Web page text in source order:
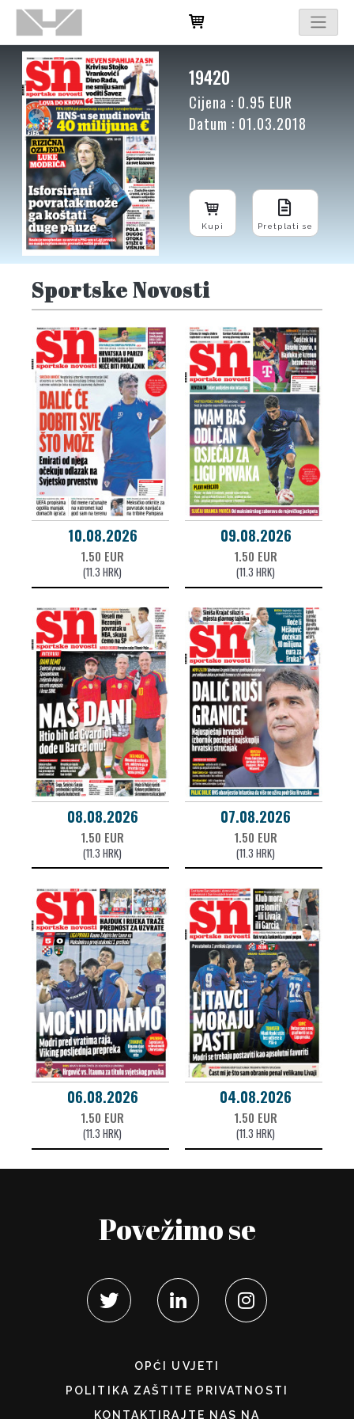
19420
Cijena : 0.95 EUR
Datum : 01.03.2018
Kupi Pretplati se
Sportske Novosti
10.08.2026
1.50 EUR
(11.3 HRK)
09.08.2026
1.50 EUR
(11.3 HRK)
08.08.2026
1.50 EUR
(11.3 HRK)
07.08.2026
1.50 EUR
(11.3 HRK)
06.08.2026
1.50 EUR
(11.3 HRK)
04.08.2026
1.50 EUR
(11.3 HRK)
Povežimo se
OPĆI UVJETI
POLITIKA ZAŠTITE PRIVATNOSTI
KONTAKTIRAJTE NAS NA